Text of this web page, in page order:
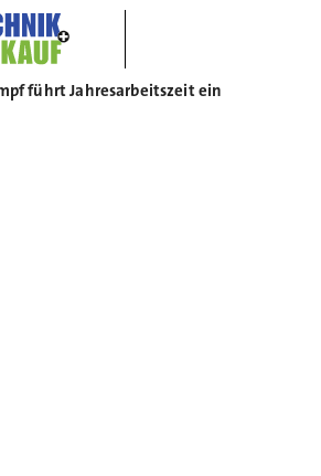
führt Jahresarbeitszeit ein